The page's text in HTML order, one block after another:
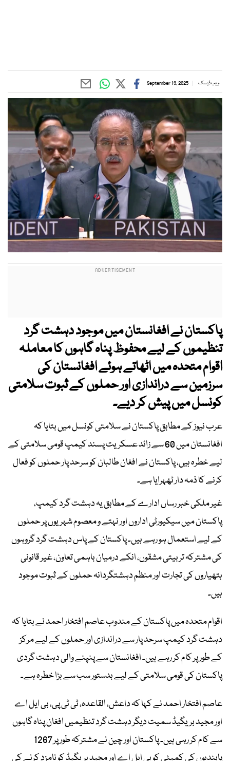
ویب ڈیسک September 19, 2025
پاکستان نے افغانستان میں موجود دہشت گرد
تنظیموں کے لیے محفوظ پناہ گاہوں کا معاملہ
اقوام متحدہ میں اٹھاتے ہوئے افغانستان کی
سرزمین سے دراندازی اور حملوں کے ثبوت سلامتی
کونسل میں پیش کر دیے۔
عرب نیوز کے مطابق پاکستان نے سلامتی کونسل میں بتایا کہ
افغانستان میں 60 سے زائد عسکریت پسند کیمپ قومی سلامتی کے
لیے خطرہ ہیں، پاکستان نے افغان طالبان کو سرحد پار حملوں کو فعال
کرنے کا ذمہ دار ٹھہرایا ہے۔
غیر ملکی خبر رساں ادارے کے مطابق یہ دہشت گرد کیمپ،
پاکستان میں سیکیورٹی اداروں اور نہتے و معصوم شہریوں پر حملوں
کے لیے استعمال ہو رہے ہیں۔ پاکستان کے پاس دہشت گرد گروہوں
کی مشترکہ تربیتی مشقوں، انکے درمیان باہمی تعاون، غیر قانونی
ہتھیاروں کی تجارت اور منظم دہشتگردانہ حملوں کے ثبوت موجود
ہیں۔
اقوام متحدہ میں پاکستان کے مندوب عاصم افتخار احمد نے بتایا کہ
دہشت گرد کیمپ سرحد پار سے دراندازی اور حملوں کے لیے مرکز
کے طور پر کام کر رہے ہیں۔ افغانستان سے پنپنے والی دہشت گردی
پاکستان کی قومی سلامتی کے لیے بدستور سب سے بڑا خطرہ ہے۔
عاصم افتخار احمد نے کہا کہ داعش، القاعدہ، ٹی ٹی پی، بی ایل اے
اور مجید بریگیڈ سمیت دیگر دہشت گرد تنظیمیں افغان پناہ گاہوں
سے کام کر رہی ہیں۔ پاکستان اور چین نے مشترکہ طور پر 1267
پابندیوں کی کمیٹی کو بی ایل اے اور مجید بریگیڈ کو نامزد کرنے کی